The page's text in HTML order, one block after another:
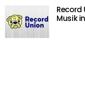
Musik